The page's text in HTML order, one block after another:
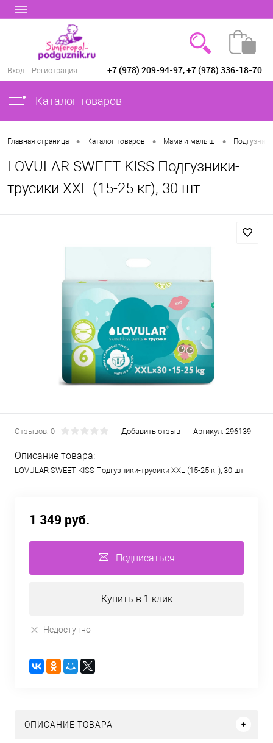
Вход Регистрация +7 (978) 209-94-97, +7 (978) 336-18-70
Каталог товаров
Главная страница • Каталог товаров • Мама и малыш •
LOVULAR SWEET KISS Подгузники-
трусики XХL (15-25 кг), 30 шт
Отзывов: 0 Добавить отзыв Артикул: 296139
Описание товара:
LOVULAR SWEET KISS Подгузники-трусики XХL (15-25 кг), 30 шт
1 349 руб.
Подписаться
Купить в 1 клик
Недоступно
ОПИСАНИЕ ТОВАРА